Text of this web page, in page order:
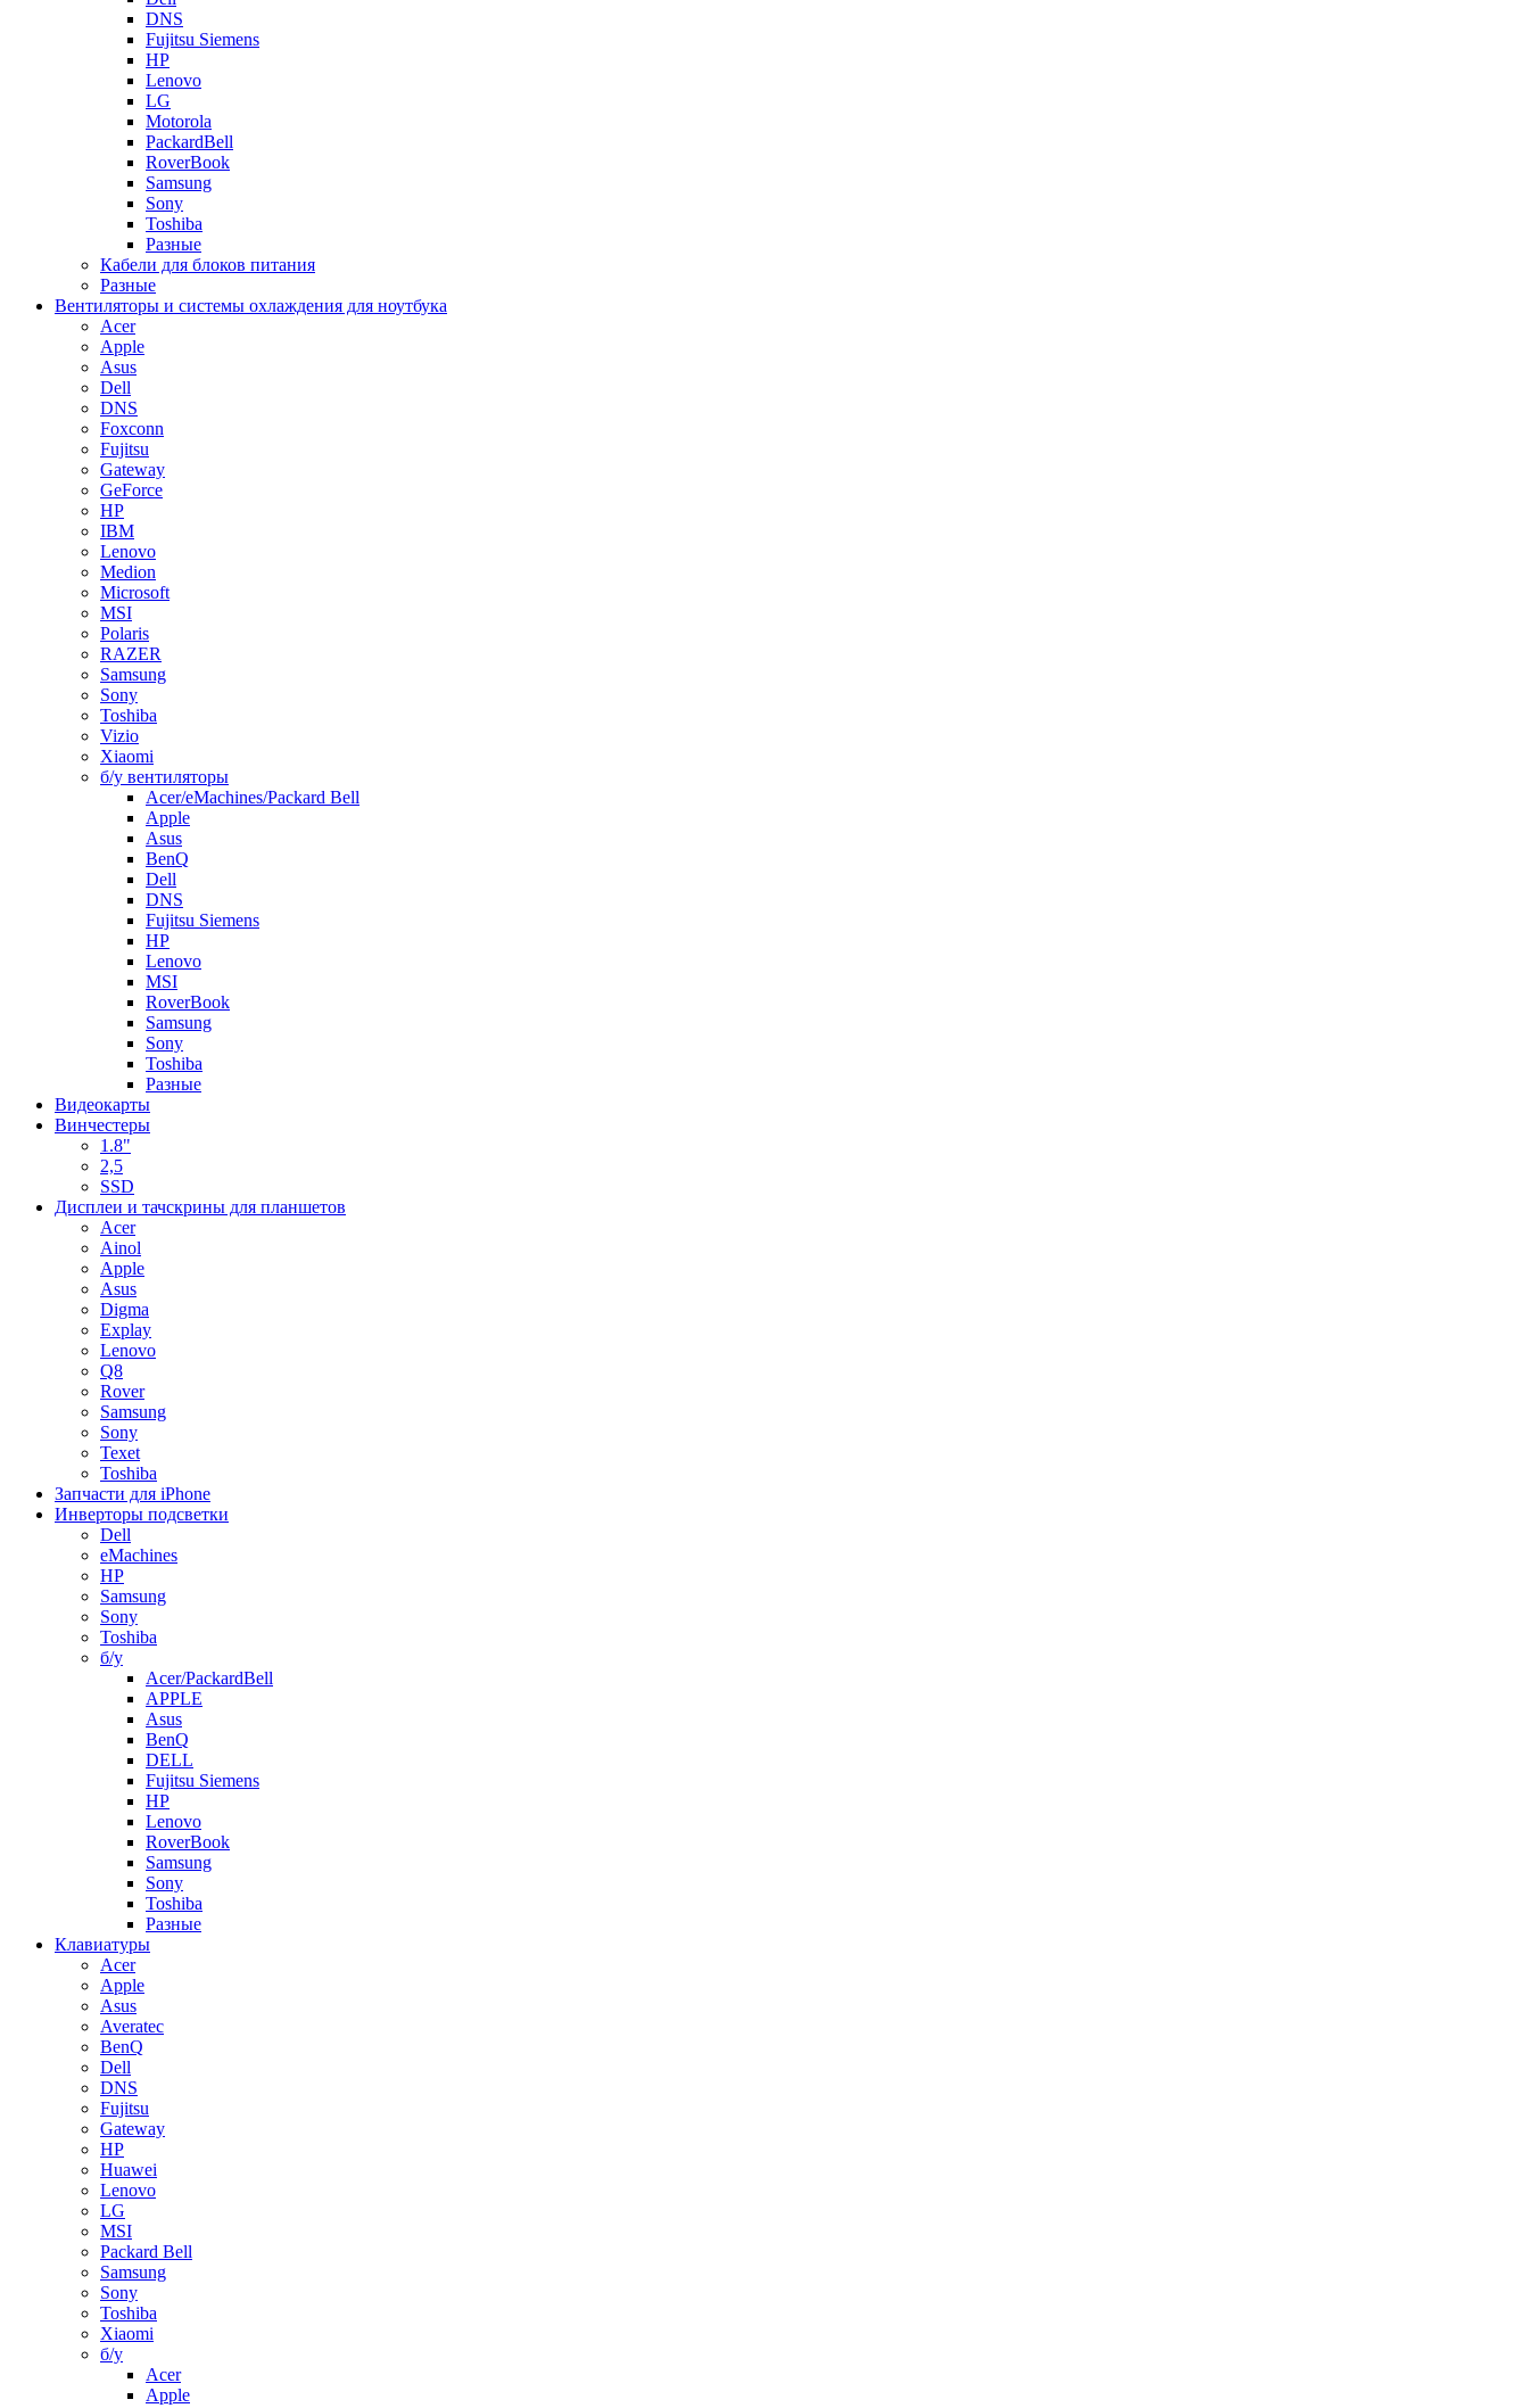
DNS
Fujitsu Siemens
HP
Lenovo
LG
Motorola
PackardBell
RoverBook
Samsung
Sony
Toshiba
Разные
Кабели для блоков питания
Разные
Вентиляторы и системы охлаждения для ноутбука
Acer
Apple
Asus
Dell
DNS
Foxconn
Fujitsu
Gateway
GeForce
HP
IBM
Lenovo
Medion
Microsoft
MSI
Polaris
RAZER
Samsung
Sony
Toshiba
Vizio
Xiaomi
б/у вентиляторы
Acer/eMachines/Packard Bell
Apple
Asus
BenQ
Dell
DNS
Fujitsu Siemens
HP
Lenovo
MSI
RoverBook
Samsung
Sony
Toshiba
Разные
Видеокарты
Винчестеры
1.8"
2,5
SSD
Дисплеи и тачскрины для планшетов
Acer
Ainol
Apple
Asus
Digma
Explay
Lenovo
Q8
Rover
Samsung
Sony
Texet
Toshiba
Запчасти для iPhone
Инверторы подсветки
Dell
eMachines
HP
Samsung
Sony
Toshiba
б/у
Acer/PackardBell
APPLE
Asus
BenQ
DELL
Fujitsu Siemens
HP
Lenovo
RoverBook
Samsung
Sony
Toshiba
Разные
Клавиатуры
Acer
Apple
Asus
Averatec
BenQ
Dell
DNS
Fujitsu
Gateway
HP
Huawei
Lenovo
LG
MSI
Packard Bell
Samsung
Sony
Toshiba
Xiaomi
б/у
Acer
Apple